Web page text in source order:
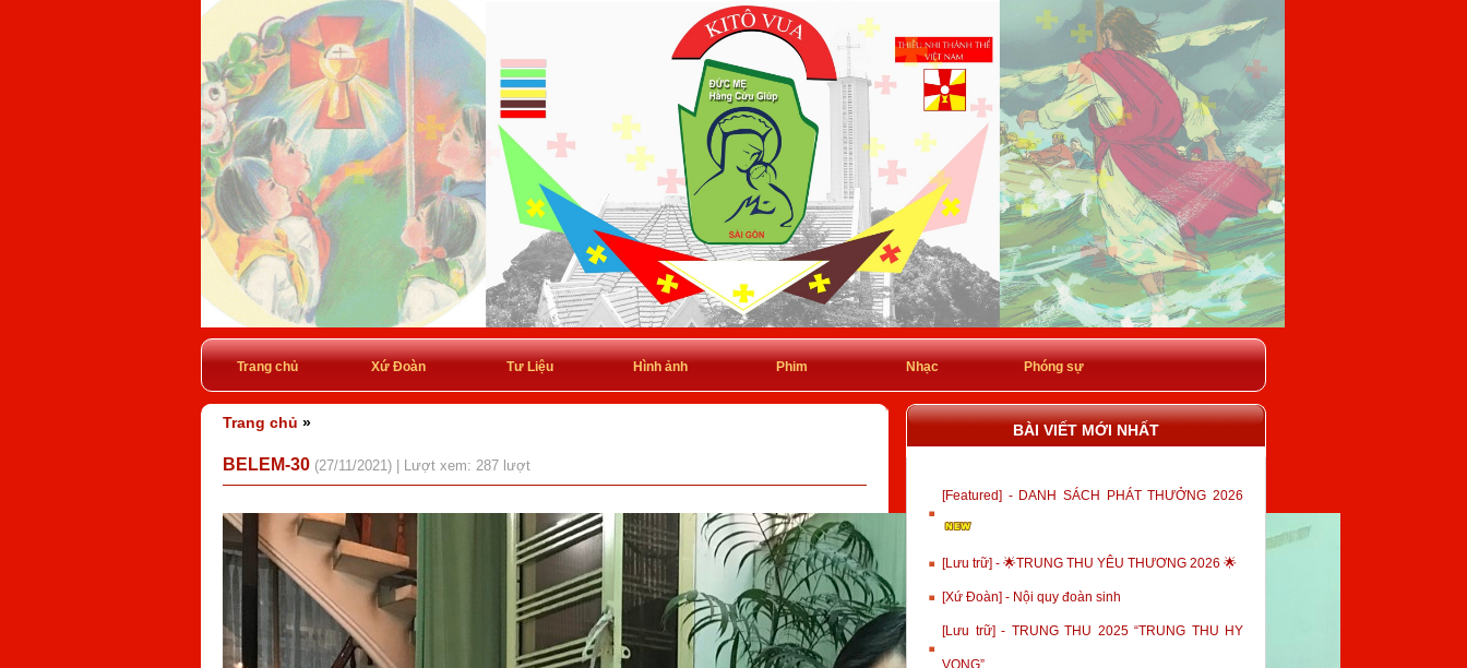
Trang chủ Xứ Đoàn Tư Liệu Hình ảnh Phim Nhạc Phóng sự
Trang chủ »
BELEM-30 (27/11/2021) | Lượt xem: 287 lượt
BÀI VIẾT MỚI NHẤT
[Featured] - DANH SÁCH PHÁT THƯỞNG 2026
[Lưu trữ] - 🌟TRUNG THU YÊU THƯƠNG 2026 🌟
[Xứ Đoàn] - Nội quy đoàn sinh
[Lưu trữ] - TRUNG THU 2025 “TRUNG THU HY
VỌNG”